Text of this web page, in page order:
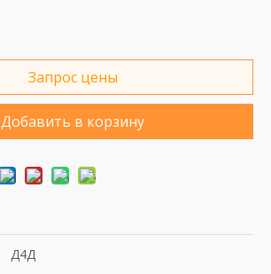
Запрос цены
Добавить в корзину
Д4Д